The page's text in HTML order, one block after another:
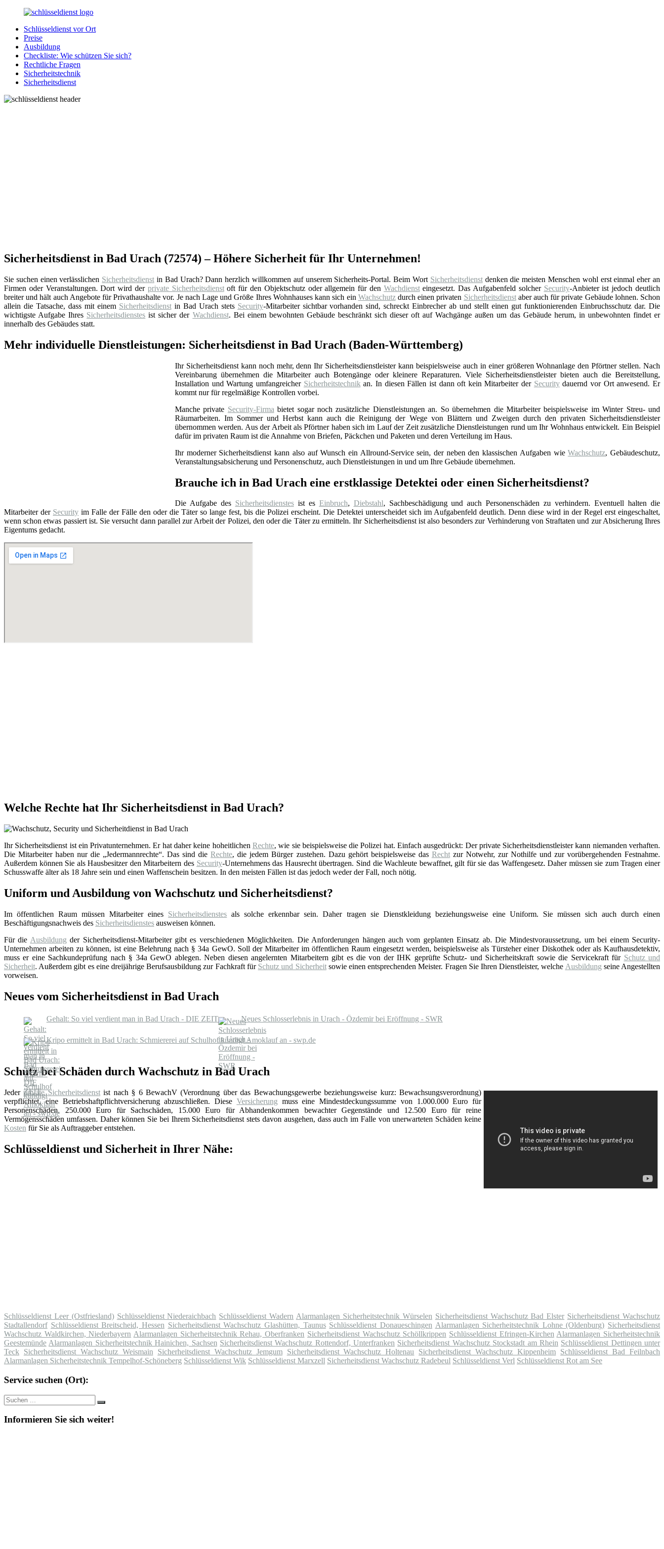
Zurück
Inhalt
SchluesseldienstDirekt.de
Ihre
Notlage
wird
gelöst!
Schlüsseldienst vor Ort
Preise
Ausbildung
Checkliste: Wie schützen Sie sich?
Rechtliche Fragen
Sicherheitstechnik
Sicherheitsdienst
Sicherheitsdienst in Bad Urach (72574) – Höhere Sicherheit für Ihr Unternehmen!
Sie suchen einen verlässlichen Sicherheitsdienst in Bad Urach? Dann herzlich willkommen auf unserem Sicherheits-Portal. Beim Wort Sicherheitsdienstdenken die meisten Menschen wohl erst einmal eher an
Firmen oder Veranstaltungen. Dort wird der private Sicherheitsdienstoft für den Objektschutz oder allgemein für den Wachdiensteingesetzt. Das Aufgabenfeld solcher Security-Anbieter ist jedoch deutlich
breiter und hält auch Angebote für Privathaushalte vor. Je nach Lage und Größe Ihres Wohnhauses kann sich ein Wachschutzdurch einen privaten Sicherheitsdienstaber auch für private Gebäude lohnen. Schon
allein die Tatsache, dass mit einem Sicherheitsdienstin Bad Urach stets Security-Mitarbeiter sichtbar vorhanden sind, schreckt Einbrecher ab und stellt einen gut funktionierenden Einbruchsschutz dar. Die
wichtigste Aufgabe Ihres Sicherheitsdienstes ist sicher der Wachdienst. Bei einem bewohnten Gebäude beschränkt sich dieser oft auf Wachgänge außen um das Gebäude herum, in unbewohnten findet er
innerhalb des Gebäudes statt.
Mehr individuelle Dienstleistungen: Sicherheitsdienst in Bad Urach (Baden-Württemberg)
Ihr Sicherheitsdienst kann noch mehr, denn Ihr Sicherheitsdienstleister kann beispielsweise auch in einer größeren Wohnanlage den Pförtner stellen. Nach
Vereinbarung übernehmen die Mitarbeiter auch Botengänge oder kleinere Reparaturen. Viele Sicherheitsdienstleister bieten auch die Bereitstellung,
Installation und Wartung umfangreicher Sicherheitstechnikan. In diesen Fällen ist dann oft kein Mitarbeiter der Securitydauernd vor Ort anwesend. Er
kommt nur für regelmäßige Kontrollen vorbei.
Manche private Security-Firma bietet sogar noch zusätzliche Dienstleistungen an. So übernehmen die Mitarbeiter beispielsweise im Winter Streu- und
Räumarbeiten. Im Sommer und Herbst kann auch die Reinigung der Wege von Blättern und Zweigen durch den privaten Sicherheitsdienstleister
übernommen werden. Aus der Arbeit als Pförtner haben sich im Lauf der Zeit zusätzliche Dienstleistungen rund um Ihr Wohnhaus entwickelt. Ein Beispiel
dafür im privaten Raum ist die Annahme von Briefen, Päckchen und Paketen und deren Verteilung im Haus.
Ihr moderner Sicherheitsdienst kann also auf Wunsch ein Allround-Service sein, der neben den klassischen Aufgaben wieWachschutz, Gebäudeschutz,
Veranstaltungsabsicherung und Personenschutz, auch Dienstleistungen in und um Ihre Gebäude übernehmen.
Brauche ich in Bad Urach eine erstklassige Detektei oder einen Sicherheitsdienst?
Die Aufgabe des Sicherheitsdienstesist es Einbruch, Diebstahl, Sachbeschädigung und auch Personenschäden zu verhindern. Eventuell halten die
Mitarbeiter der Security im Falle der Fälle den oder die Täter so lange fest, bis die Polizei erscheint. Die Detektei unterscheidet sich im Aufgabenfeld deutlich. Denn diese wird in der Regel erst eingeschaltet,
wenn schon etwas passiert ist. Sie versucht dann parallel zur Arbeit der Polizei, den oder die Täter zu ermitteln. Ihr Sicherheitsdienst ist also besonders zur Verhinderung von Straftaten und zur Absicherung Ihres
Eigentums gedacht.
Welche Rechte hat Ihr Sicherheitsdienst in Bad Urach?
Ihr Sicherheitsdienst ist ein Privatunternehmen. Er hat daher keine hoheitlichen Rechte, wie sie beispielsweise die Polizei hat. Einfach ausgedrückt: Der private Sicherheitsdienstleister kann niemanden verhaften.
Die Mitarbeiter haben nur die „Jedermannrechte“. Das sind dieRechte, die jedem Bürger zustehen. Dazu gehört beispielsweise das Rechtzur Notwehr, zur Nothilfe und zur vorübergehenden Festnahme.
Außerdem können Sie als Hausbesitzer den Mitarbeitern des Security-Unternehmens das Hausrecht übertragen. Sind die Wachleute bewaffnet, gilt für sie das Waffengesetz. Daher müssen sie zum Tragen einer
Schusswaffe älter als 18 Jahre sein und einen Waffenschein besitzen. In den meisten Fällen ist das jedoch weder der Fall, noch nötig.
Uniform und Ausbildung von Wachschutz und Sicherheitsdienst?
Im öffentlichen Raum müssen Mitarbeiter eines Sicherheitsdienstes als solche erkennbar sein. Daher tragen sie Dienstkleidung beziehungsweise eine Uniform. Sie müssen sich auch durch einen
Beschäftigungsnachweis des Sicherheitsdienstes ausweisen können.
Für die Ausbildung der Sicherheitsdienst-Mitarbeiter gibt es verschiedenen Möglichkeiten. Die Anforderungen hängen auch vom geplanten Einsatz ab. Die Mindestvoraussetzung, um bei einem Security-
Unternehmen arbeiten zu können, ist eine Belehrung nach § 34a GewO. Soll der Mitarbeiter im öffentlichen Raum eingesetzt werden, beispielsweise als Türsteher einer Diskothek oder als Kaufhausdetektiv,
muss er eine Sachkundeprüfung nach § 34a GewO ablegen. Neben diesen angelernten Mitarbeitern gibt es die von der IHK geprüfte Schutz- und Sicherheitskraft sowie die Servicekraft für Schutz und
Sicherheit. Außerdem gibt es eine dreijährige Berufsausbildung zur Fachkraft für Schutz und Sicherheitsowie einen entsprechenden Meister. Fragen Sie Ihren Dienstleister, welche Ausbildung seine Angestellten
vorweisen.
Neues vom Sicherheitsdienst in Bad Urach
Gehalt: So viel verdient man in Bad Urach - DIE ZEIT Neues Schlosserlebnis in Urach - Özdemir bei Eröffnung - SWR
Kripo ermittelt in Bad Urach: Schmiererei auf Schulhof kündigt Amoklauf an - swp.de
Schutz bei Schäden durch Wachschutz in Bad Urach
Jederprivate Sicherheitsdienstist nach § 6 BewachV (Verordnung über das Bewachungsgewerbe beziehungsweise kurz: Bewachsungsverordnung)
verpflichtet, eine Betriebshaftpflichtversicherung abzuschließen. Diese Versicherung muss eine Mindestdeckungssumme von 1.000.000 Euro für
Personenschäden, 250.000 Euro für Sachschäden, 15.000 Euro für Abhandenkommen bewachter Gegenstände und 12.500 Euro für reine
Vermögensschäden umfassen. Daher können Sie bei Ihrem Sicherheitsdienst stets davon ausgehen, dass auch im Falle von unerwarteten Schäden keine
Kosten für Sie als Auftraggeber entstehen.
Schlüsseldienst und Sicherheit in Ihrer Nähe:
Schlüsseldienst Leer (Ostfriesland) Schlüsseldienst Niederaichbach Schlüsseldienst Wadern Alarmanlagen Sicherheitstechnik Würselen Sicherheitsdienst Wachschutz Bad Elster Sicherheitsdienst Wachschutz
Stadtallendorf Schlüsseldienst Breitscheid, Hessen Sicherheitsdienst Wachschutz Glashütten, Taunus Schlüsseldienst Donaueschingen Alarmanlagen Sicherheitstechnik Lohne (Oldenburg) Sicherheitsdienst
Wachschutz Waldkirchen, Niederbayern Alarmanlagen Sicherheitstechnik Rehau, Oberfranken Sicherheitsdienst Wachschutz Schöllkrippen Schlüsseldienst Efringen-Kirchen Alarmanlagen Sicherheitstechnik
Geestemünde Alarmanlagen Sicherheitstechnik Hainichen, Sachsen Sicherheitsdienst Wachschutz Rottendorf, Unterfranken Sicherheitsdienst Wachschutz Stockstadt am Rhein Schlüsseldienst Dettingen unter
Teck Sicherheitsdienst Wachschutz Weismain Sicherheitsdienst Wachschutz Jemgum Sicherheitsdienst Wachschutz Holtenau Sicherheitsdienst Wachschutz Kippenheim Schlüsseldienst Bad Feilnbach
Alarmanlagen Sicherheitstechnik Tempelhof-Schöneberg Schlüsseldienst Wik Schlüsseldienst Marxzell Sicherheitsdienst Wachschutz Radebeul Schlüsseldienst Verl Schlüsseldienst Rot am See
Service suchen (Ort):
Suche
nach:
Suchen
Informieren Sie sich weiter!